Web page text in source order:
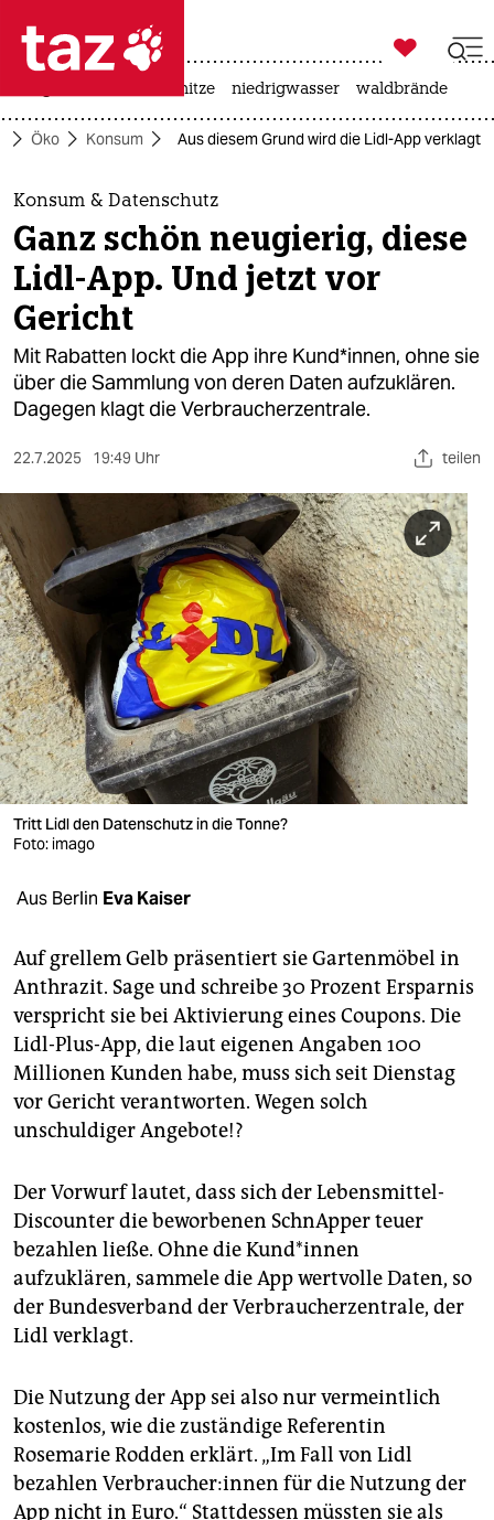
 taz zahl ich
taz zahl ich
themen
politik
öko
gesellschaft
kultur
sport
berlin
nord
wahrheit
verlag
verlag
veranstaltungen
shop
fragen & hilfe
unterstützen
abo
genossenschaft
epaper login

taz zahl ich
hitze niedrigwasser waldbrände
Öko Konsum Aus diesem Grund wird die Lidl-App verklagt
Konsum & Datenschutz
Ganz schön neugierig, diese
Lidl-App. Und jetzt vor
Gericht
Mit Rabatten lockt die App ihre Kund*innen, ohne sie
über die Sammlung von deren Daten aufzuklären.
Dagegen klagt die Verbraucherzentrale.
22.7.2025 19:49 Uhr teilen
Tritt Lidl den Datenschutz in die Tonne?
Foto: imago
Aus Berlin Eva Kaiser
Auf grellem Gelb präsentiert sie Gartenmöbel in
Anthrazit. Sage und schreibe 30 Prozent Ersparnis
verspricht sie bei Aktivierung eines Coupons. Die
Lidl-Plus-App, die laut eigenen Angaben 100
Millionen Kunden habe, muss sich seit Dienstag
vor Gericht verantworten. Wegen solch
unschuldiger Angebote!?
Der Vorwurf lautet, dass sich der Lebensmittel-
Discounter die beworbenen ­SchnApper teuer
bezahlen ließe. Ohne die Kun­d*in­nen
aufzuklären, sammele die App wertvolle Daten, so
der Bundesverband der Verbraucherzentrale, der
Lidl verklagt.
Die Nutzung der App sei also nur vermeintlich
kostenlos, wie die zuständige Referentin
Rosemarie Rodden erklärt. „Im Fall von Lidl
bezahlen Ver­brau­che­r:in­nen für die Nutzung der
App nicht in Euro.“ Stattdessen müssten sie als